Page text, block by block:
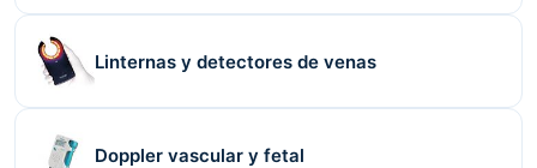
Linternas y detectores de venas
Doppler vascular y fetal